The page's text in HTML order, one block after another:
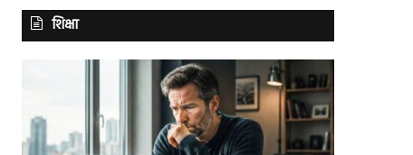
शिक्षा